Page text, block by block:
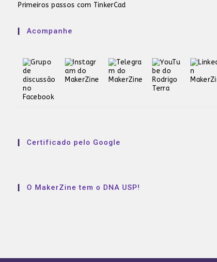
Primeiros passos com TinkerCad
Acompanhe
Certificado pelo Google
O MakerZine tem o DNA USP!